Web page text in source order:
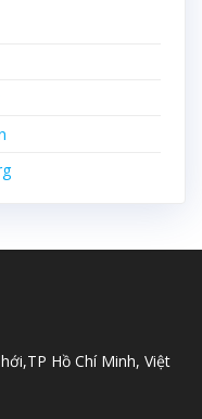
Hồ Chí Minh, Việt